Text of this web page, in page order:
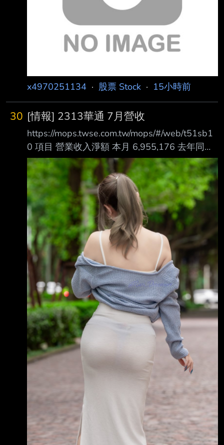
署名：工商時報 李娟萍 原文內容： 群聯
（8299）執行長潘健成以實際行動力挺自家公
司。根據公
x4970251134 · 股票 Stock · 15小時前
30 [情報] 2313華通 7月營收
https://mops.twse.com.tw/mops/#/web/t51sb1
0 項目 營業收入淨額 本月 6,955,176 去年同期
5,995,419 增減金額 959,757 增減百分比
16.01 本年累計 46,495,206 去年累計
40,925,791 增減金額 5,569,415 增減百分比
13.61 備註 / 營收變化原因說明 yoy:16.01%
mom:0.58% 爛很久ㄌ，最近反彈有感 --
https://imgur.com/HeOsALI https://i.img